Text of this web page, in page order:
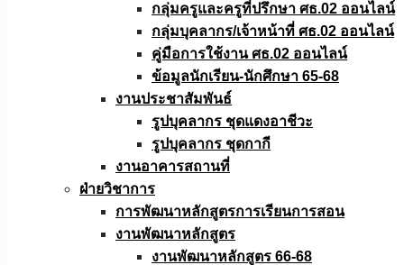
กลุ่มครูและครูที่ปรึกษา ศธ.02 ออนไลน์
กลุ่มบุคลากร/เจ้าหน้าที่ ศธ.02 ออนไลน์
คู่มือการใช้งาน ศธ.02 ออนไลน์
ข้อมูลนักเรียน-นักศึกษา 65-68
งานประชาสัมพันธ์
รูปบุคลากร ชุดแดงอาชีวะ
รูปบุคลากร ชุดกากี
งานอาคารสถานที่
ฝ่ายวิชาการ
การพัฒนาหลักสูตรการเรียนการสอน
งานพัฒนาหลักสูตร
งานพัฒนาหลักสูตร 66-68